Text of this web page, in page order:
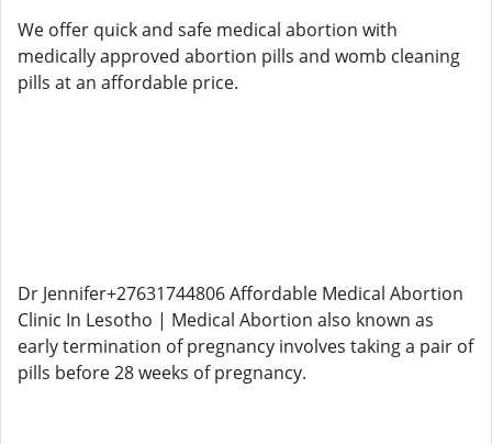
We offer quick and safe medical abortion with
medically approved abortion pills and womb cleaning
pills at an affordable price.
Dr Jennifer+27631744806 Affordable Medical Abortion
Clinic In Lesotho | Medical Abortion also known as
early termination of pregnancy involves taking a pair of
pills before 28 weeks of pregnancy.